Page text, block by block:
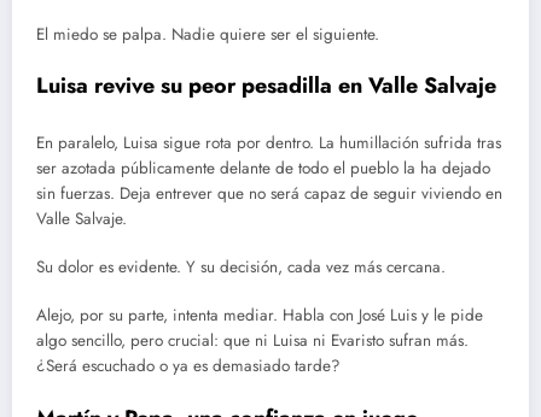
El miedo se palpa. Nadie quiere ser el siguiente.
Luisa revive su peor pesadilla en Valle Salvaje
En paralelo, Luisa sigue rota por dentro. La humillación sufrida tras
ser azotada públicamente delante de todo el pueblo la ha dejado
sin fuerzas. Deja entrever que no será capaz de seguir viviendo en
Valle Salvaje.
Su dolor es evidente. Y su decisión, cada vez más cercana.
Alejo, por su parte, intenta mediar. Habla con José Luis y le pide
algo sencillo, pero crucial: que ni Luisa ni Evaristo sufran más.
¿Será escuchado o ya es demasiado tarde?